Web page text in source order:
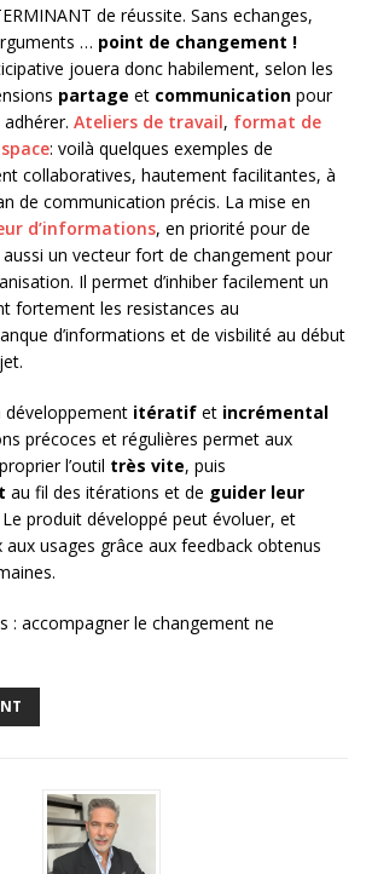
de réussite. Sans echanges,
… point de changement !
jouera donc habilement, selon les
partage et communication pour
Ateliers de travail, format de
: voilà quelques exemples de
collaboratives, hautement facilitantes, à
de communication précis. La mise en
d’informations, en priorité pour de
aussi un vecteur fort de changement pour
Il permet d’inhiber facilement un
fortement les resistances au
d’informations et de visbilité au début
développement itératif et incrémental
précoces et régulières permet aux
l’outil très vite, puis
au fil des itérations et de guider leur
Le produit développé peut évoluer, et
aux usages grâce aux feedback obtenus
: accompagner le changement ne